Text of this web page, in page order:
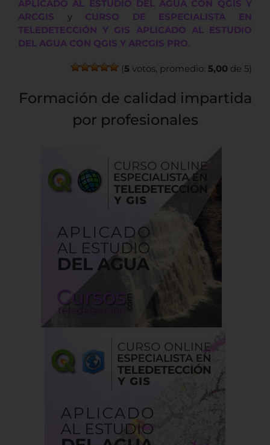
APLICADO AL ESTUDIO DEL AGUA CON QGIS Y
ARCGIS y
CURSO DE ESPECIALISTA EN
TELEDETECCIÓN Y GIS APLICADO AL ESTUDIO
DEL AGUA CON QGIS Y ARCGIS PRO.
(5 votos, promedio: 5,00 de 5)
Formación de calidad impartida
por profesionales